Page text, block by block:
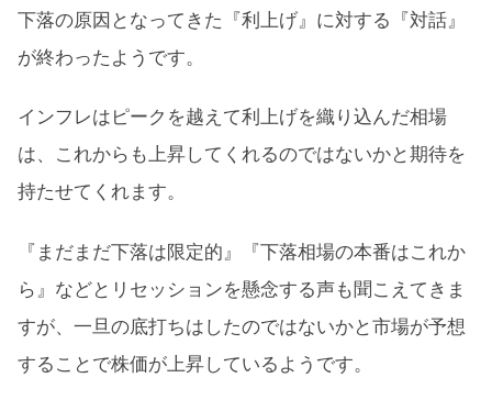
下落の原因となってきた『利上げ』に対する『対話』
が終わったようです。
インフレはピークを越えて利上げを織り込んだ相場
は、これからも上昇してくれるのではないかと期待を
持たせてくれます。
『まだまだ下落は限定的』『下落相場の本番はこれか
ら』などとリセッションを懸念する声も聞こえてきま
すが、一旦の底打ちはしたのではないかと市場が予想
することで株価が上昇しているようです。